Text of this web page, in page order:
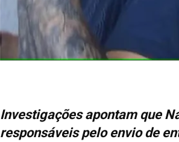
Investigações apontam que
responsáveis pelo envio de